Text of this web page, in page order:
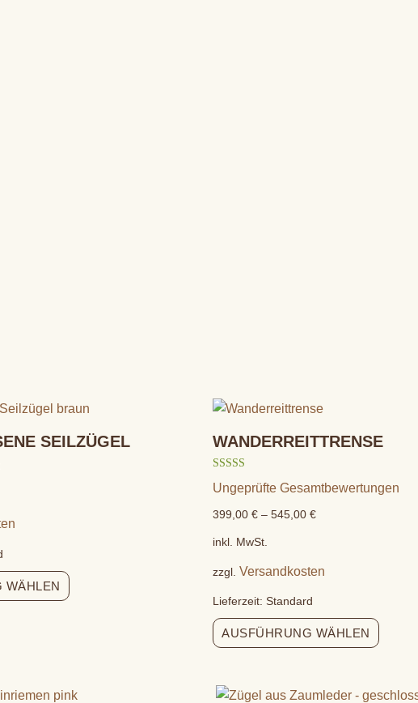
SEILZÜGEL
WÄHLEN
WANDERREITTRENSE
5.00
Ungeprüfte Gesamtbewertungen
399,00€ –545,00€
inkl. MwSt.
zzgl.Versandkosten
Lieferzeit:Standard
AUSFÜHRUNG WÄHLEN